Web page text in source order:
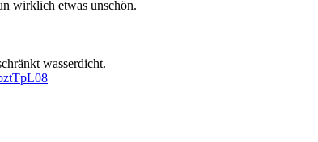
wirklich etwas unschön.
wasserdicht.